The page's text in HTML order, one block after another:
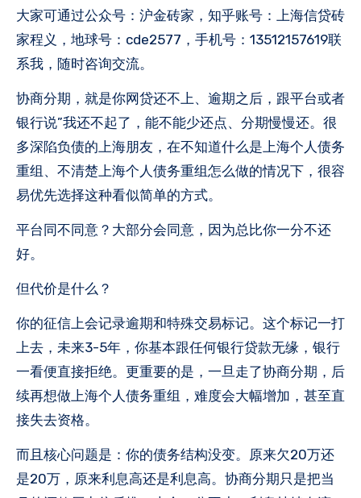
大家可通过公众号：沪金砖家，知乎账号：上海信贷砖
家程义，地球号：cde2577，手机号：13512157619联
系我，随时咨询交流。
协商分期，就是你网贷还不上、逾期之后，跟平台或者
银行说”我还不起了，能不能少还点、分期慢慢还。很
多深陷负债的上海朋友，在不知道什么是上海个人债务
重组、不清楚上海个人债务重组怎么做的情况下，很容
易优先选择这种看似简单的方式。
平台同不同意？大部分会同意，因为总比你一分不还
好。
但代价是什么？
你的征信上会记录逾期和特殊交易标记。这个标记一打
上去，未来3-5年，你基本跟任何银行贷款无缘，银行
一看便直接拒绝。更重要的是，一旦走了协商分期，后
续再想做上海个人债务重组，难度会大幅增加，甚至直
接失去资格。
而且核心问题是：你的债务结构没变。原来欠20万还
是20万，原来利息高还是利息高。协商分期只是把当